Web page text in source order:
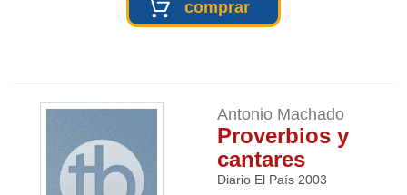
comprar
Antonio Machado
Proverbios y
cantares
Diario El País 2003